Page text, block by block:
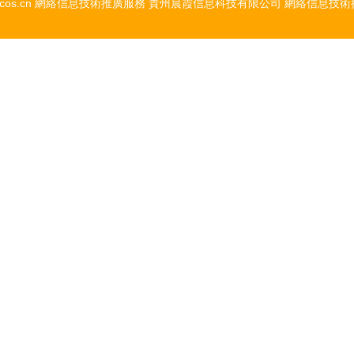
網絡信息技術推廣服務 貴州晨霞信息科技有限公司 網絡信息技術